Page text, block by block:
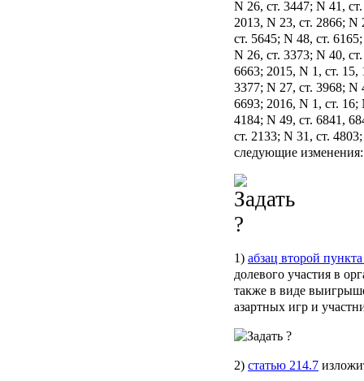
N 26, ст. 3447; N 41,
2013, N 23, ст. 2866; N
ст. 5645; N 48, ст.
N 26, ст. 3373; N 40,
6663; 2015, N 1, ст. 15,
3377; N 27, ст. 3968; N
6693; 2016, N 1, ст. 16;
4184; N 49, ст. 6841,
ст. 2133; N 31, ст.
следующие изменения:
1) абзац второй
долевого участия в
также в виде
азартных игр и
2) статью 214.7